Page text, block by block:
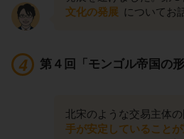
文化の発展 についてお
第４回「モンゴル帝国の形
北宋のような交易主体
手が安定していることが